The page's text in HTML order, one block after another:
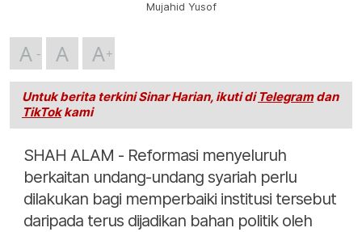
Mujahid Yusof
A A A
Untuk berita terkini Sinar Harian, ikuti di Telegramdan
TikTokkami
SHAH ALAM - Reformasi menyeluruh
berkaitan undang-undang syariah perlu
dilakukan bagi memperbaiki institusi tersebut
daripada terus dijadikan bahan politik oleh